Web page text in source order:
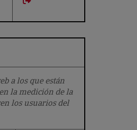
a los que están
la medición de la
los usuarios del